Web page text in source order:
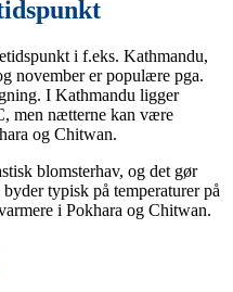
i f.eks. Kathmandu,
november er populære pga.
I Kathmandu ligger
men nætterne kan være
og Chitwan.
blomsterhav, og det gør
typisk på temperaturer på
i Pokhara og Chitwan.